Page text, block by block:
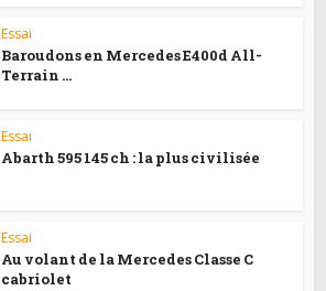
Essai
Baroudons en Mercedes E400d All-
Terrain …
Essai
Abarth 595 145 ch : la plus civilisée
Essai
Au volant de la Mercedes Classe C
cabriolet